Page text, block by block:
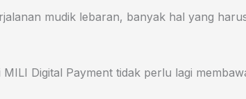
mudik lebaran, banyak hal yang
Digital Payment tidak perlu lagi